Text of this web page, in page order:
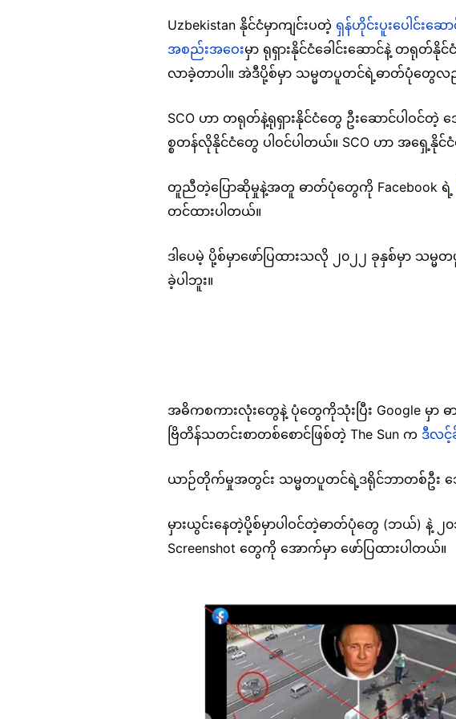
Uzbekistan နိုင်ငံမှာကျင်းပတဲ့ ရှန်ဟိုင်းပူးပေါင်းဆ
အစည်းအဝေးမှာ ရုရှားနိုင်ငံခေါင်းဆောင်နဲ့ တရု
လာခဲ့တာပါ။ အဲဒီပို့စ်မှာ သမ္မတပူတင်ရဲ့ဓာတ်ပုံတွေလ
SCO ဟာ တရုတ်နဲ့ရုရှားနိုင်ငံတွေ ဦးဆောင်ပါဝင်တဲ့
စ္စတန်လိုနိုင်ငံတွေ ပါဝင်ပါတယ်။ SCO ဟာ အရှေ့
တူညီတဲ့ပြောဆိုမှုနဲ့အတူ ဓာတ်ပုံတွေကို Facebook ရဲ့
တင်ထားပါတယ်။
ဒါပေမဲ့ ပို့စ်မှာဖော်ပြထားသလို ၂၀၂၂ ခုနှစ်မှာ
ခဲ့ပါဘူး။
အဓိကစကားလုံးတွေနဲ့ ပုံတွေကိုသုံးပြီး Google မှ
ဗြိတိန်သတင်းစာတစ်စောင်ဖြစ်တဲ့ The Sun က ဒီလင့်
ယာဉ်တိုက်မှုအတွင်း သမ္မတပူတင်ရဲ့ဒရိုင်ဘာတစ်ဦ
မှားယွင်းနေတဲ့ပို့စ်မှာပါဝင်တဲ့ဓာတ်ပုံတွေ (ဘယ်) နဲ့ ၂
Screenshot တွေကို အောက်မှာ ဖော်ပြထားပါတယ်။
Image